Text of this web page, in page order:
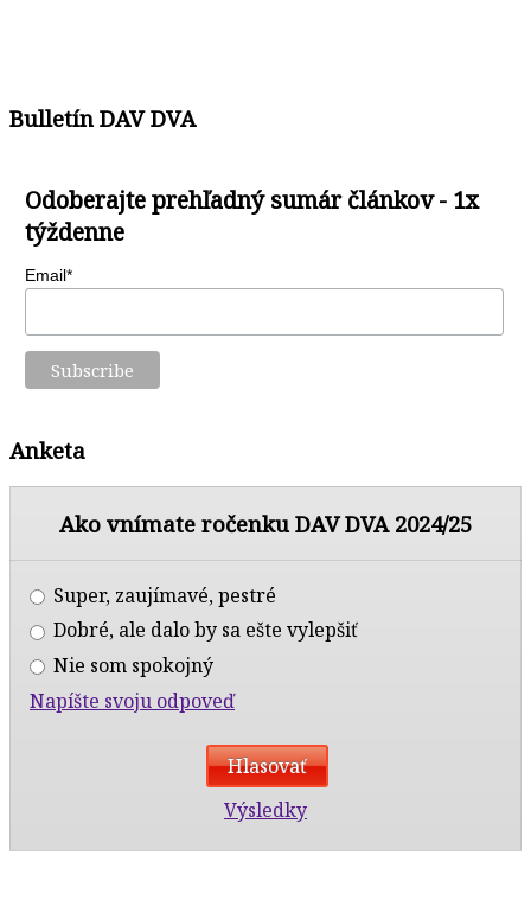
Bulletín DAV DVA
Odoberajte prehľadný sumár článkov - 1x
týždenne
Email*
Anketa
Ako vnímate ročenku DAV DVA 2024/25
Super, zaujímavé, pestré
Dobré, ale dalo by sa ešte vylepšiť
Nie som spokojný
Napíšte svoju odpoveď
Výsledky